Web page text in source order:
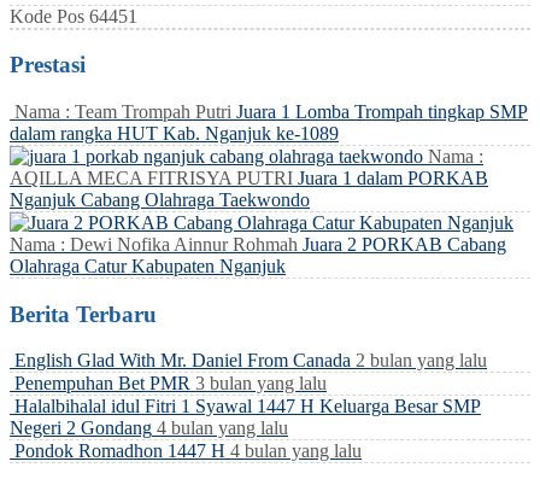
Kode Pos 64451
Prestasi
Nama : Team Trompah Putri Juara 1 Lomba Trompah tingkap SMP
dalam rangka HUT Kab. Nganjuk ke-1089
Nama :
AQILLA MECA FITRISYA PUTRI Juara 1 dalam PORKAB
Nganjuk Cabang Olahraga Taekwondo
Nama : Dewi Nofika Ainnur Rohmah Juara 2 PORKAB Cabang
Olahraga Catur Kabupaten Nganjuk
Berita Terbaru
English Glad With Mr. Daniel From Canada 2 bulan yang lalu
Penempuhan Bet PMR 3 bulan yang lalu
Halalbihalal idul Fitri 1 Syawal 1447 H Keluarga Besar SMP
Negeri 2 Gondang 4 bulan yang lalu
Pondok Romadhon 1447 H 4 bulan yang lalu